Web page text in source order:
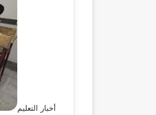
أخبار التعليم